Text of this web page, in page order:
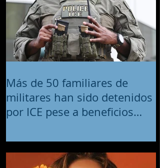
Más de 50 familiares de
militares han sido detenidos
por ICE pese a beneficios